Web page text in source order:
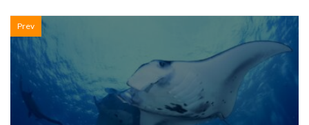
Prev